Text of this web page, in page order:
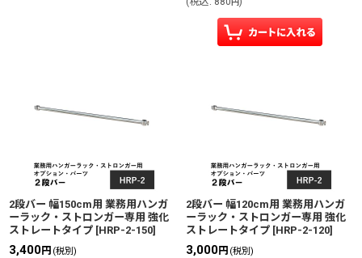
2段バー 幅150cm用 業務用ハンガ
ーラック・ストロンガー専用 強化
ストレートタイプ [HRP-2-150]
3,400円 (税別)
2段バー 幅120cm用 業務用ハンガ
ーラック・ストロンガー専用 強化
ストレートタイプ [HRP-2-120]
3,000円 (税別)